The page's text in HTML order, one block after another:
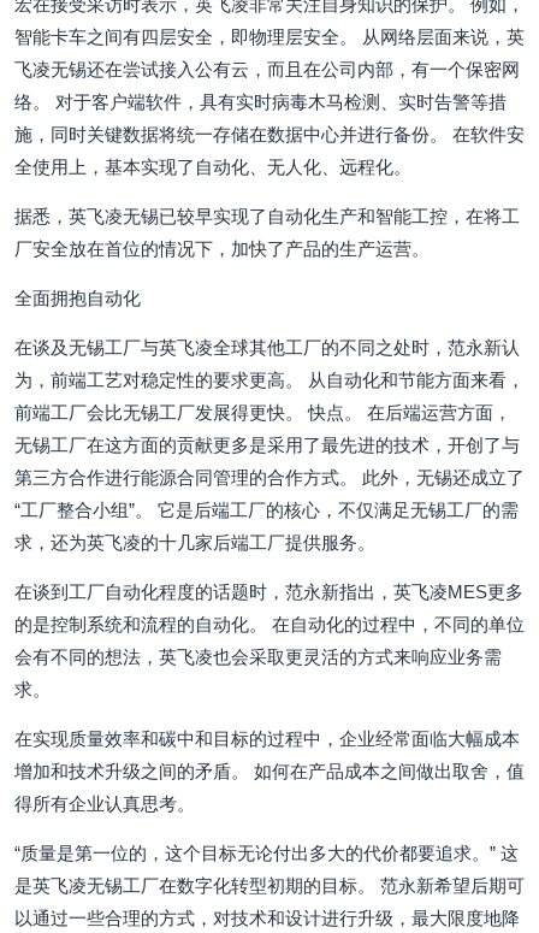
宏在接受采访时表示，英飞凌非常关注自身知识的保护。 例如，
智能卡车之间有四层安全，即物理层安全。 从网络层面来说，英
飞凌无锡还在尝试接入公有云，而且在公司内部，有一个保密网
络。 对于客户端软件，具有实时病毒木马检测、实时告警等措
施，同时关键数据将统一存储在数据中心并进行备份。 在软件安
全使用上，基本实现了自动化、无人化、远程化。
据悉，英飞凌无锡已较早实现了自动化生产和智能工控，在将工
厂安全放在首位的情况下，加快了产品的生产运营。
全面拥抱自动化
在谈及无锡工厂与英飞凌全球其他工厂的不同之处时，范永新认
为，前端工艺对稳定性的要求更高。 从自动化和节能方面来看，
前端工厂会比无锡工厂发展得更快。 快点。 在后端运营方面，
无锡工厂在这方面的贡献更多是采用了最先进的技术，开创了与
第三方合作进行能源合同管理的合作方式。 此外，无锡还成立了
“工厂整合小组”。 它是后端工厂的核心，不仅满足无锡工厂的需
求，还为英飞凌的十几家后端工厂提供服务。
在谈到工厂自动化程度的话题时，范永新指出，英飞凌MES更多
的是控制系统和流程的自动化。 在自动化的过程中，不同的单位
会有不同的想法，英飞凌也会采取更灵活的方式来响应业务需
求。
在实现质量效率和碳中和目标的过程中，企业经常面临大幅成本
增加和技术升级之间的矛盾。 如何在产品成本之间做出取舍，值
得所有企业认真思考。
“质量是第一位的，这个目标无论付出多大的代价都要追求。” 这
是英飞凌无锡工厂在数字化转型初期的目标。 范永新希望后期可
以通过一些合理的方式，对技术和设计进行升级，最大限度地降